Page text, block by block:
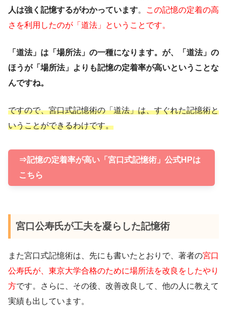
人は強く記憶するがわかっています。
この記憶の定着の高
さを利用したのが「道法」ということです。
「道法」は「場所法」の一種になります。が、「道法」の
ほうが「場所法」よりも記憶の定着率が高いということな
んですね。
ですので、宮口式記憶術の「道法」は、すぐれた記憶術と
いうことができるわけです。
⇒記憶の定着率が高い「宮口式記憶術」公式HPは
こちら
宮口公寿氏が工夫を凝らした記憶術
また宮口式記憶術は、先にも書いたとおりで、著者の宮口
公寿氏が、東京大学合格のために場所法を改良をしたやり
方です。さらに、その後、改善改良して、他の人に教えて
実績も出しています。